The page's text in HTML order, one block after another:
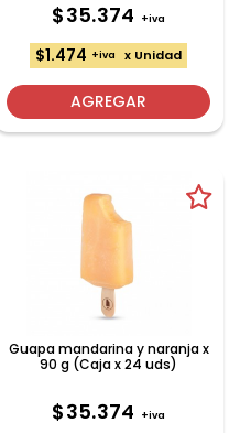
$35.374 +iva
$1.474 +iva x Unidad
AGREGAR
Guapa mandarina y naranja x
90 g (Caja x 24 uds)
$35.374 +iva